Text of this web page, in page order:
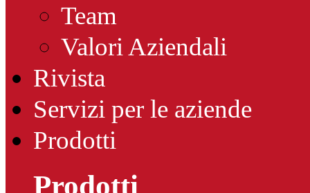
Team
Valori Aziendali
Rivista
Servizi per le aziende
Prodotti
Prodotti